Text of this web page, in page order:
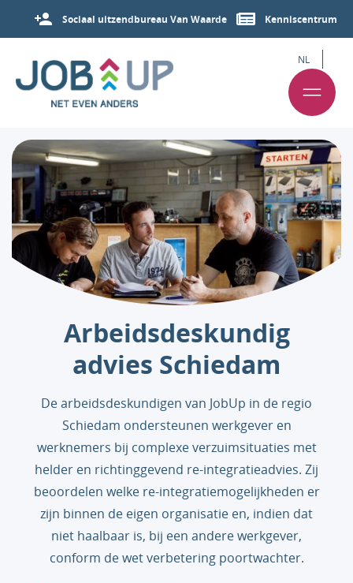
Sociaal uitzendbureau Van Waarde Kenniscentrum
NL
Arbeids­deskundig
advies Schiedam
De arbeidsdeskundigen van JobUp in de regio
Schiedam ondersteunen werkgever en
werknemers bij complexe verzuimsituaties met
helder en richtinggevend re-integratieadvies. Zij
beoordelen welke re-integratiemogelijkheden er
zijn binnen de eigen organisatie en, indien dat
niet haalbaar is, bij een andere werkgever,
conform de wet verbetering poortwachter.